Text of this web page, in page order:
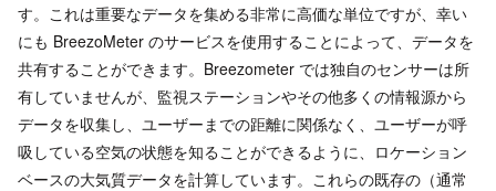
す。これは重要なデータを集める非常に高価な単位ですが、幸い
にも BreezoMeter のサービスを使用することによって、データを
共有することができます。Breezometer では独自のセンサーは所
有していませんが、監視ステーションやその他多くの情報源から
データを収集し、ユーザーまでの距離に関係なく、ユーザーが呼
吸している空気の状態を知ることができるように、ロケーション
ベースの大気質データを計算しています。これらの既存の（通常